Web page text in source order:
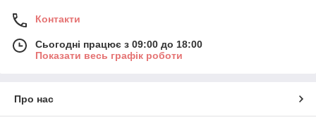
Контакти
Сьогодні працює з 09:00 до 18:00
Показати весь графік роботи
Про нас